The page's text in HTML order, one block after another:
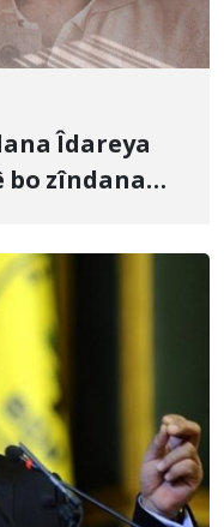
Îdareya
zîndana